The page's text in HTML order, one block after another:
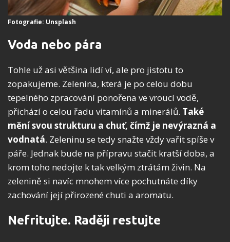
Fotografie: Unsplash
Voda nebo pára
Tohle už asi většina lidí ví, ale pro jistotu to
zopakujeme. Zelenina, která je po celou dobu
tepelného zpracování ponořena ve vroucí vodě,
přichází o celou řadu vitamínů a minerálů. Také
mění svou strukturu a chuť, čímž je nevýrazná a
vodnatá. Zeleninu se tedy snažte vždy vařit spíše v
páře. Jednak bude na přípravu stačit kratší doba, a
krom toho nedojte k tak velkým ztrátám živin. Na
zelenině si navíc mnohem více pochutnáte díky
zachování její přirozené chuti a aromatu.
Nefritujte. Raději restujte